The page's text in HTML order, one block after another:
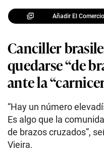
Añadir El
Canciller
quedarse “de
ante la
“Hay un número
Es algo que la
de brazos cruzados”,
Vieira.